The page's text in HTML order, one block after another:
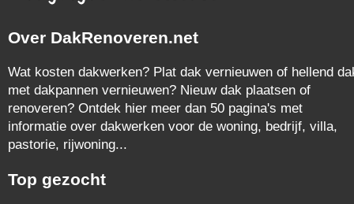
Over DakRenoveren.net
Wat kosten dakwerken? Plat dak vernieuwen of hellend
met dakpannen vernieuwen? Nieuw dak plaatsen of
renoveren? Ontdek hier meer dan 50 pagina's met
informatie over dakwerken voor de woning, bedrijf, villa,
pastorie, rijwoning...
Top gezocht